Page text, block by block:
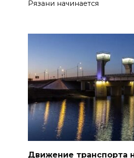
Рязани начинается
Движение транспорта